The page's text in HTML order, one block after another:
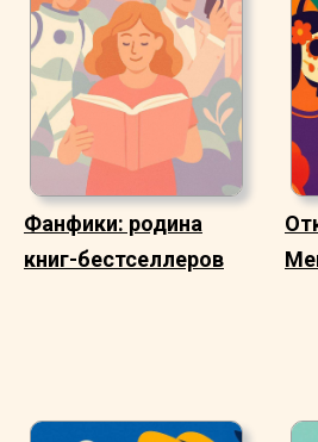
Фанфики: родина
книг-бестселлеров